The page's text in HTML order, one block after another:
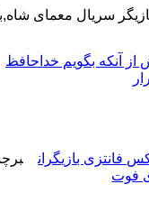
آنکه بگویم خداحافظ
فانتزی بازیگران
فوت